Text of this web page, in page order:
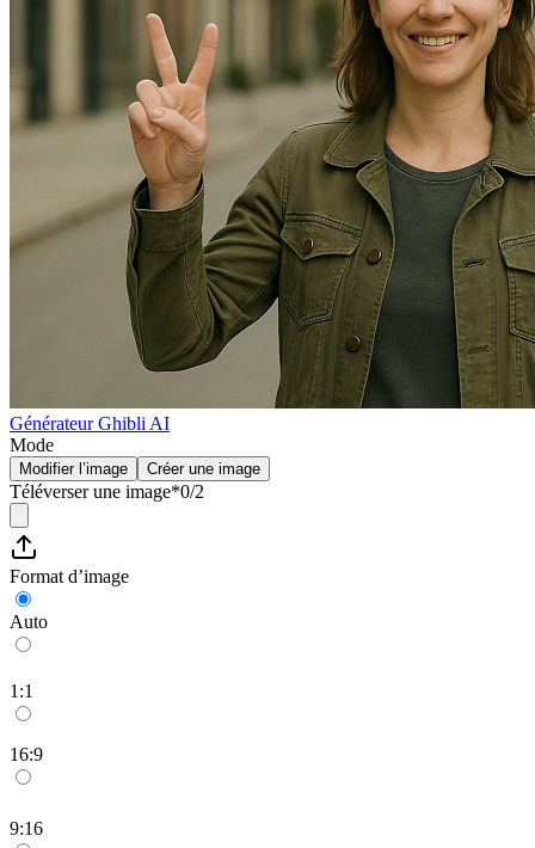
Générateur Ghibli AI
Mode
Modifier l’image Créer une image
Téléverser une image*0/2
Format d’image
Auto
1:1
16:9
9:16